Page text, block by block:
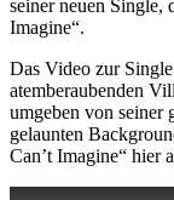
seiner neuen Single,
Imagine“.
Das Video zur
atemberaubenden
umgeben von seiner
gelaunten
Can’t Imagine“ hier